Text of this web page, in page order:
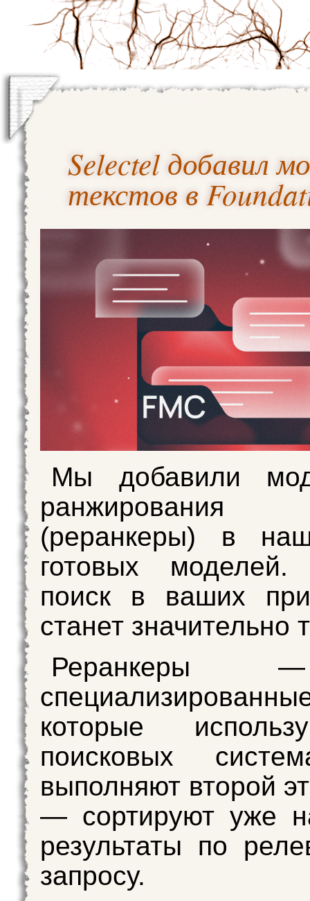
Selectel добавил
текстов в
Мы добавили
ранжирования
(реранкеры) в
готовых
поиск в ваших
станет значительно
Реранкеры
которые
поисковых
выполняют второй
— сортируют уже
результаты по
запросу.